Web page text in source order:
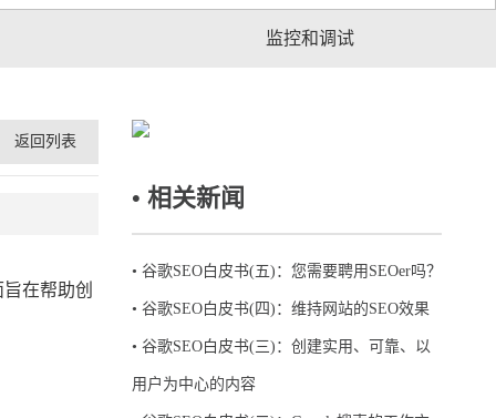
监控和调试
• 相关新闻
• 谷歌SEO白皮书(五)：您需要聘用SEOer吗？
• 谷歌SEO白皮书(四)：维持网站的SEO效果
• 谷歌SEO白皮书(三)：创建实用、可靠、以
用户为中心的内容
返回列表
在帮助创